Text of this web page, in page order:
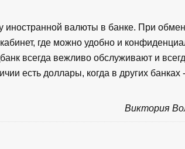
иностранной валюты в банке. При
где можно удобно и
всегда вежливо обслуживают и
есть доллары, когда в других банках
Виктория